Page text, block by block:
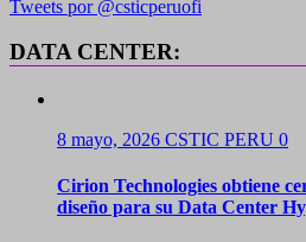
Tweets por @csticperuofi
DATA CENTER:
8 mayo, 2026 CSTIC PERU 0
Cirion Technologies obtiene
diseño para su Data Center